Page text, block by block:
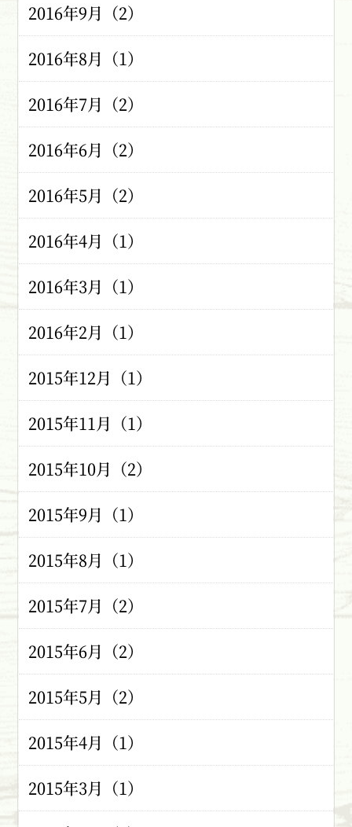
2016年9月（2）
2016年8月（1）
2016年7月（2）
2016年6月（2）
2016年5月（2）
2016年4月（1）
2016年3月（1）
2016年2月（1）
2015年12月（1）
2015年11月（1）
2015年10月（2）
2015年9月（1）
2015年8月（1）
2015年7月（2）
2015年6月（2）
2015年5月（2）
2015年4月（1）
2015年3月（1）